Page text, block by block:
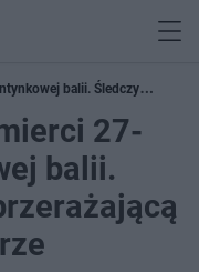
balii. Śledczy
27-
balii.